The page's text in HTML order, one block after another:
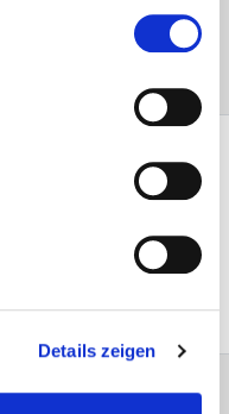
Details zeigen